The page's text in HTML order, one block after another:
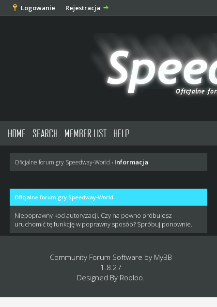
Logowanie Rejestracja
HOME SEARCH MEMBER LIST HELP
Oficjalne forum gry Speedway-World › Informacja
Oficjalne forum gry Speedway-World
Niepoprawny kod autoryzacji. Czy na pewno próbujesz
uruchomić tę funkcję w poprawny sposób? Spróbuj ponownie.
Community Forum Software by MyBB
1.8.27
Designed By Rooloo.